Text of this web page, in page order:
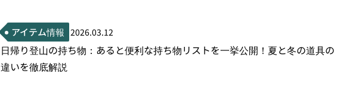
アイテム情報 2026.03.12
日帰り登山の持ち物：あると便利な持ち物リストを一挙公開！夏と冬の道具の
違いを徹底解説